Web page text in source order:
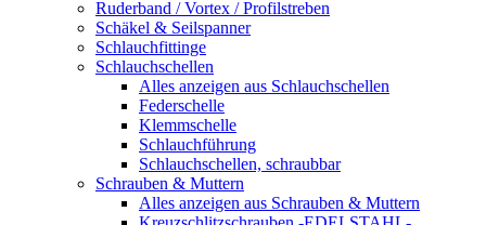
Ruderband / Vortex / Profilstreben
Schäkel & Seilspanner
Schlauchfittinge
Schlauchschellen
Alles anzeigen aus Schlauchschellen
Federschelle
Klemmschelle
Schlauchführung
Schlauchschellen, schraubbar
Schrauben & Muttern
Alles anzeigen aus Schrauben & Muttern